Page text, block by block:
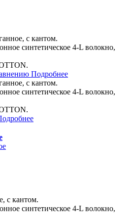
с кантом.
синтетическое 4-L волокно,
Подробнее
с кантом.
синтетическое 4-L волокно,
с кантом.
синтетическое 4-L волокно,